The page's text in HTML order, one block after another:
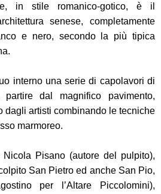
in stile romanico-gotico, è il
senese, completamente
e nero, secondo la più tipica
interno una serie di capolavori di
dal magnifico pavimento,
dagli artisti combinando le tecniche
marmoreo.
Pisano (autore del pulpito),
San Pietro ed anche San Pio,
per l’Altare Piccolomini),